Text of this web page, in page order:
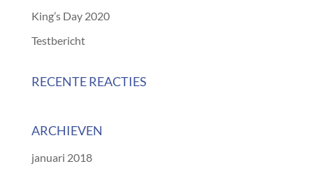
King’s Day 2020
Testbericht
RECENTE REACTIES
ARCHIEVEN
januari 2018